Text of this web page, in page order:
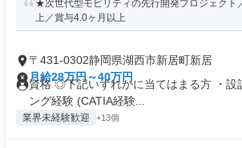
★次世代型モビリティの先行開発プロジェクト
上／賞与4.0ヶ月以上
〒431-0302静岡県湖西市新居町新居
月給28万円～40万円
資格 ◎下記いずれかに当てはまる方 ・設
ング経験 (CATIA経験...
業界未経験歓迎 +13個